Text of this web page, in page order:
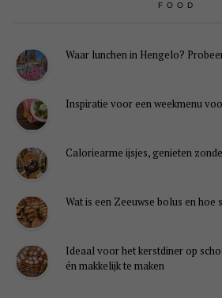
FOOD
Waar lunchen in Hengelo?
Inspiratie voor een weekmenu
Caloriearme ijsjes, genieten
Wat is een Zeeuwse bolus en hoe
Ideaal voor het kerstdiner op
én makkelijk te maken